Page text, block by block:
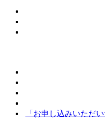
「お申し込みいただ